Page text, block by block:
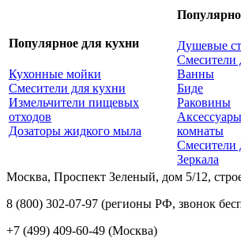
Популярное для кухни
Кухонные мойки
Смесители для кухни
Измельчители пищевых
отходов
Дозаторы жидкого мыла
Душевые
Смесители
Ванны
Биде
Раковины
комнаты
Смесители
Зеркала
Москва, Проспект Зеленый, дом 5/12,
8 (800) 302-07-97 (регионы РФ, звонок
+7 (499) 409-60-49 (Москва)